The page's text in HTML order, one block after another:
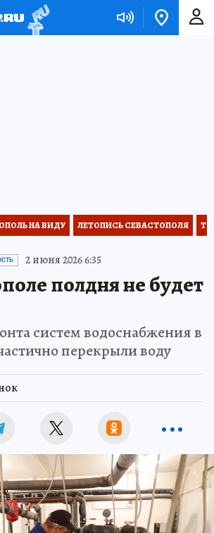
НА ВИДУ ЛЕТОПИСЬ СЕВАСТОПОЛЯ
2 июня 2026 6:35
полдня не будет
систем водоснабжения в
перекрыли воду